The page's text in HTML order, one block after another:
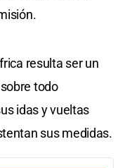
resulta ser un
todo
idas y vueltas
sus medidas.